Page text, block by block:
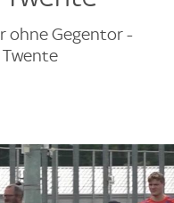
ohne Gegentor -